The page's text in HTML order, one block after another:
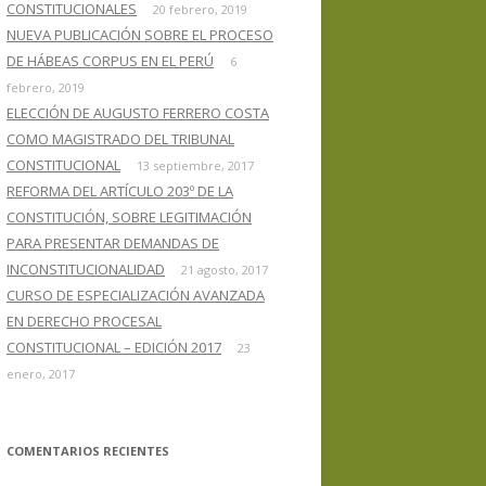
CONSTITUCIONALES
20 febrero, 2019
NUEVA PUBLICACIÓN SOBRE EL PROCESO
DE HÁBEAS CORPUS EN EL PERÚ
6
febrero, 2019
ELECCIÓN DE AUGUSTO FERRERO COSTA
COMO MAGISTRADO DEL TRIBUNAL
CONSTITUCIONAL
13 septiembre, 2017
REFORMA DEL ARTÍCULO 203º DE LA
CONSTITUCIÓN, SOBRE LEGITIMACIÓN
PARA PRESENTAR DEMANDAS DE
INCONSTITUCIONALIDAD
21 agosto, 2017
CURSO DE ESPECIALIZACIÓN AVANZADA
EN DERECHO PROCESAL
CONSTITUCIONAL – EDICIÓN 2017
23
enero, 2017
COMENTARIOS RECIENTES